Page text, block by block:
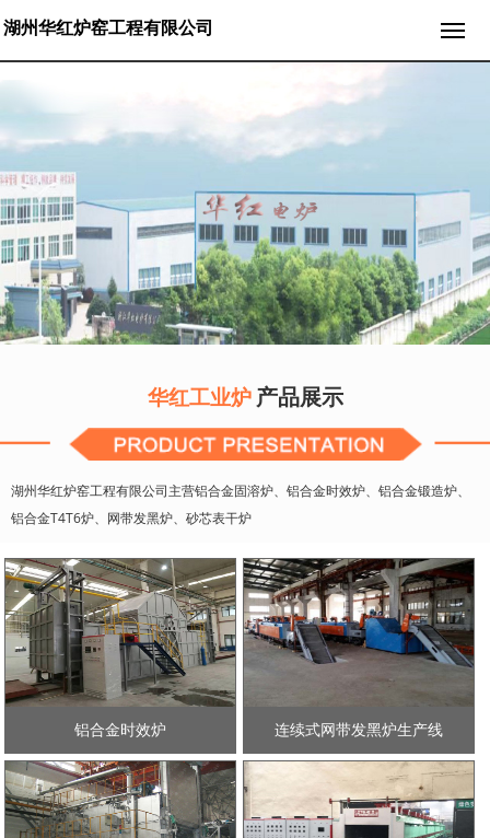
湖州华红炉窑工程有限公司
华红工业炉 产品展示
湖州华红炉窑工程有限公司主营铝合金固溶炉、铝合金时效炉、铝合金锻造炉、
铝合金T4T6炉、网带发黑炉、砂芯表干炉
铝合金时效炉 连续式网带发黑炉生产线